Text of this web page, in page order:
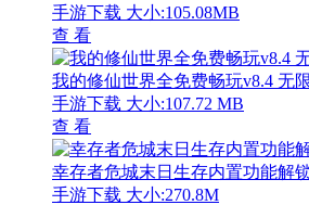
手游下载 大小:105.08MB
查 看
我的修仙世界全免费畅玩v8.4 无
手游下载 大小:107.72 MB
查 看
幸存者危城末日生存内置功能解
手游下载 大小:270.8M